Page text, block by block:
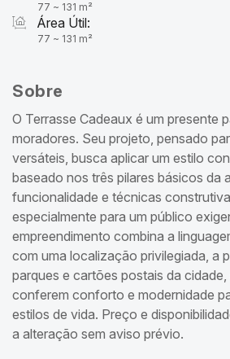
77 ~ 131 m²
Área Útil:
77 ~ 131 m²
Sobre
O Terrasse Cadeaux é um presente
moradores. Seu projeto, pensado
versáteis, busca aplicar um estilo
baseado nos três pilares básicos da
funcionalidade e técnicas
especialmente para um público
empreendimento combina a
com uma localização privilegiada, a
parques e cartões postais da
conferem conforto e modernidade
estilos de vida. Preço e
a alteração sem aviso prévio.